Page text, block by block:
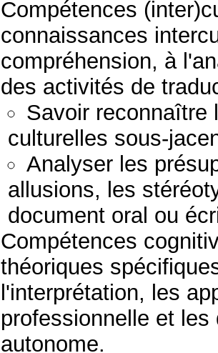
Compétences
connaissances
compréhension, à
des activités de
Savoir reconnaître
culturelles sous-
Analyser les
allusions, les
document oral ou
Compétences
théoriques
l'interprétation, les
professionnelle et
autonome.